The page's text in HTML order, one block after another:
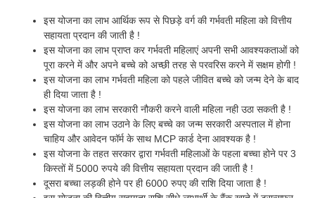
इस योजना का लाभ आर्थिक रूप से पिछड़े वर्ग की गर्भवती महिला को वित्तीय
सहायता प्रदान की जाती है !
इस योजना का लाभ प्राप्त कर गर्भवती महिलाएं अपनी सभी आवश्यकताओं को
पूरा करने में और अपने बच्चे को अच्छी तरह से परवरिस करने में सक्षम होगी !
इस योजना का लाभ गर्भवती महिला को पहले जीवित बच्चे को जन्म देने के बाद
ही दिया जाता है !
इस योजना का लाभ सरकारी नौकरी करने वाली महिला नही उठा सकती है !
इस योजना का लाभ उठाने के लिए बच्चे का जन्म सरकारी अस्पताल में होना
चाहिय और आवेदन फॉर्म के साथ MCP कार्ड देना आवश्यक है !
इस योजना के तहत सरकार द्वारा गर्भवती महिलाओं के पहला बच्चा होने पर 3
किस्तों में 5000 रुपये की वित्तीय सहायता प्रदान की जाती है !
दूसरा बच्चा लड़की होने पर ही 6000 रुपए की राशि दिया जाता है !